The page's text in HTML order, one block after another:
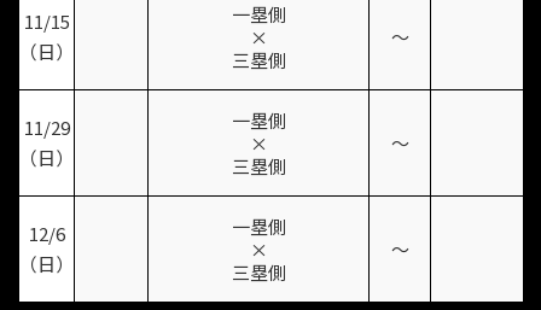
11/15
（日）
一塁側
×
三塁側
〜
11/29
（日）
一塁側
×
三塁側
〜
12/6
（日）
一塁側
×
三塁側
〜